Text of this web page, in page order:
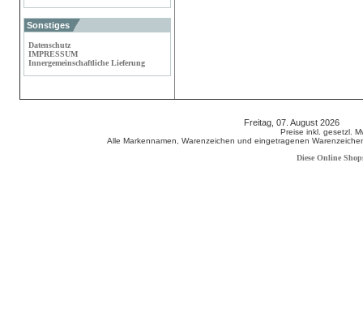
Sonstiges
Datenschutz
IMPRESSUM
Innergemeinschaftliche Lieferung
Freitag, 07. August 2026
Preise inkl. gesetzl.
Alle Markennamen, Warenzeichen und eingetragenen
Diese Online